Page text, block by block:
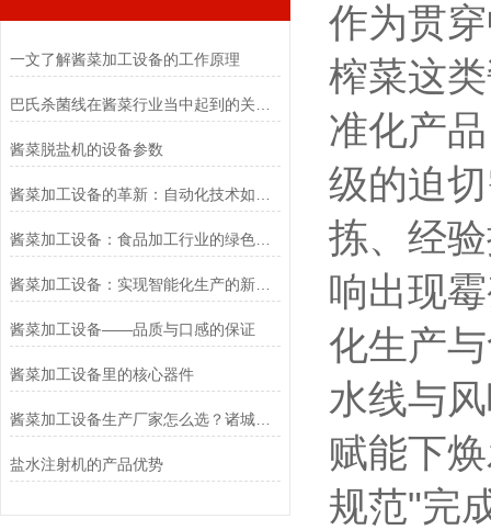
一文了解酱菜加工设备的工作原理
酱菜脱盐机的设备参数
酱菜加工设备：食品加工行业的绿色革命者
酱菜加工设备：实现智能化生产的新趋势
酱菜加工设备——品质与口感的保证
酱菜加工设备里的核心器件
酱菜加工设备生产厂家怎么选？诸城冠通机械为您支招
盐水注射机的产品优势
作为贯
榨菜这
准化产
级的迫
拣、经
响出现
化生产
水线与
赋能下
规范"完